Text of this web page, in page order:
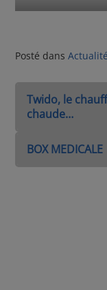
Posté dans
Twido, le
chaude…
BOX MEDICALE